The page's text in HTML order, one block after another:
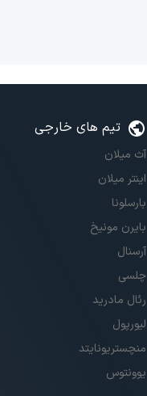
تیم های خارجی
آث میلان
اینتر میلان
بارسلونا
بایرن مونیخ
آرسنال
چلسی
رئال مادرید
لیورپول
منچستریونایتد
یوونتوس